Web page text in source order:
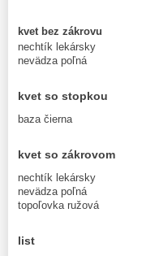
kvet bez zákrovu
nechtík lekársky
nevädza poľná
kvet so stopkou
baza čierna
kvet so zákrovom
nechtík lekársky
nevädza poľná
topoľovka ružová
list